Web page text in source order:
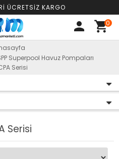
ÜCRETSİZ KARGO
person shopping_cart0
Superpool Havuz Pompaları
Serisi
Serisi